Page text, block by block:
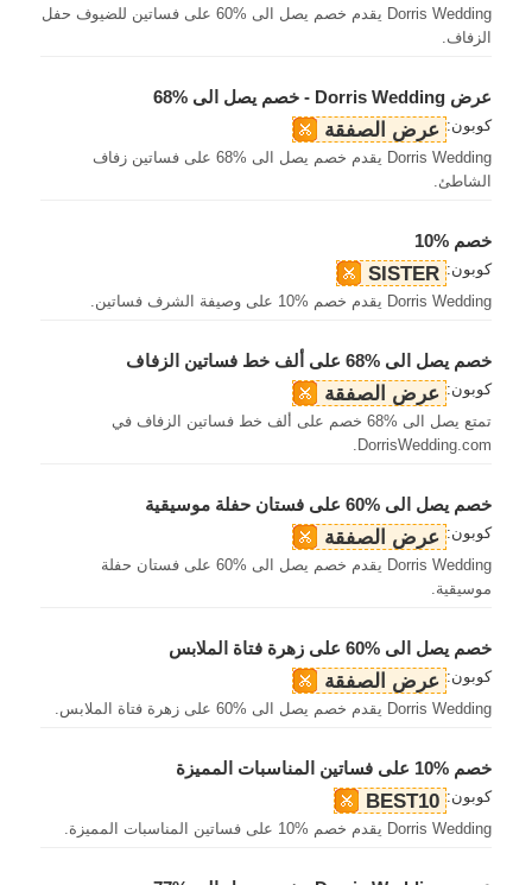
Dorris Wedding يقدم خصم يصل الى %60 على فساتين للضيوف حفل
الزفاف.
عرض Dorris Wedding - خصم يصل الى %68
كوبون: عرض الصفقة
Dorris Wedding يقدم خصم يصل الى %68 على فساتين زفاف
الشاطئ.
خصم %10
كوبون: SISTER
Dorris Wedding يقدم خصم %10 على وصيفة الشرف فساتين.
خصم يصل الى %68 على ألف خط فساتين الزفاف
كوبون: عرض الصفقة
تمتع يصل الى %68 خصم على ألف خط فساتين الزفاف في
DorrisWedding.com.
خصم يصل الى %60 على فستان حفلة موسيقية
كوبون: عرض الصفقة
Dorris Wedding يقدم خصم يصل الى %60 على فستان حفلة
موسيقية.
خصم يصل الى %60 على زهرة فتاة الملابس
كوبون: عرض الصفقة
Dorris Wedding يقدم خصم يصل الى %60 على زهرة فتاة الملابس.
خصم %10 على فساتين المناسبات المميزة
كوبون: BEST10
Dorris Wedding يقدم خصم %10 على فساتين المناسبات المميزة.